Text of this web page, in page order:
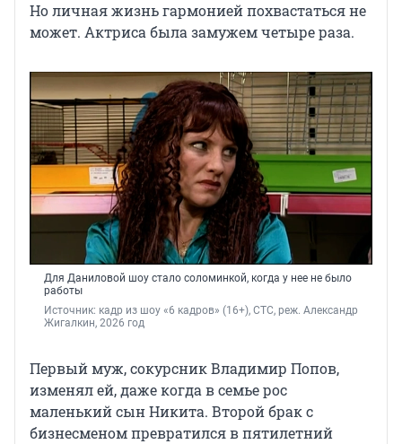
Но личная жизнь гармонией похвастаться не
может. Актриса была замужем четыре раза.
Для Даниловой шоу стало соломинкой, когда у нее не было
работы
Источник: кадр из шоу «6 кадров» (16+), СТС, реж. Александр
Жигалкин, 2026 год
Первый муж, сокурсник Владимир Попов,
изменял ей, даже когда в семье рос
маленький сын Никита. Второй брак с
бизнесменом превратился в пятилетний